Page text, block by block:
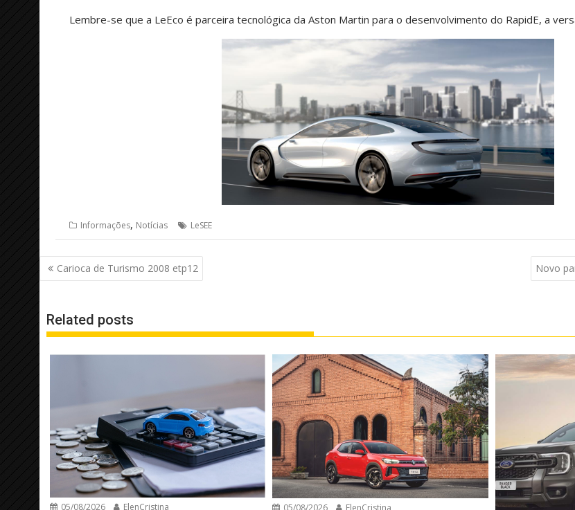
Lembre-se que a LeEco é parceira tecnológica da Aston Martin para o desenvolvimento do RapidE, a
Informações, Notícias LeSEE
Navegação
de
Carioca de Turismo 2008 etp12 Novo
Related posts
05/08/2026 ElenCristina 05/08/2026 ElenCristina